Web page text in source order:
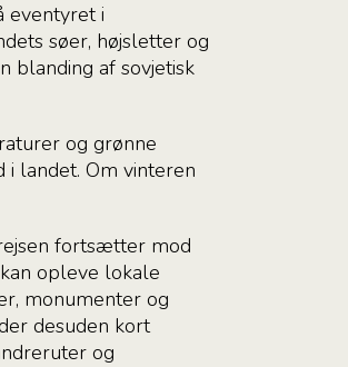
eventyret i
søer, højsletter og
blanding af sovjetisk
og grønne
landet. Om vinteren
fortsætter mod
opleve lokale
monumenter og
desuden kort
og